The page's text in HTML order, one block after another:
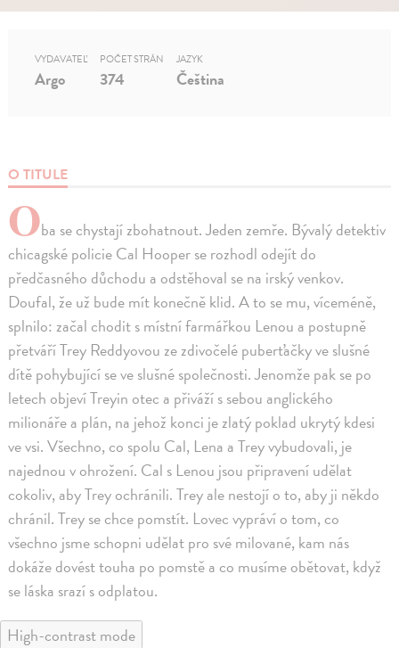
O TITULE
Oba se chystají zbohatnout. Jeden zemře. Bývalý detektiv
chicagské policie Cal Hooper se rozhodl odejít do
předčasného důchodu a odstěhoval se na irský venkov.
Doufal, že už bude mít konečně klid. A to se mu, víceméně,
splnilo: začal chodit s místní farmářkou Lenou a postupně
přetváří Trey Reddyovou ze zdivočelé puberťačky ve slušné
dítě pohybující se ve slušné společnosti. Jenomže pak se po
letech objeví Treyin otec a přiváží s sebou anglického
milionáře a plán, na jehož konci je zlatý poklad ukrytý kdesi
ve vsi. Všechno, co spolu Cal, Lena a Trey vybudovali, je
najednou v ohrožení. Cal s Lenou jsou připravení udělat
cokoliv, aby Trey ochránili. Trey ale nestojí o to, aby ji někdo
chránil. Trey se chce pomstít. Lovec vypráví o tom, co
všechno jsme schopni udělat pro své milované, kam nás
dokáže dovést touha po pomstě a co musíme obětovat, když
se láska srazí s odplatou.
VYDAVATEĽ
Argo
POČET STRÁN
374
JAZYK
Čeština
High-contrast mode